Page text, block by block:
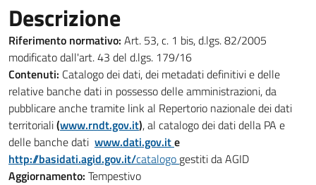
Descrizione
Riferimento normativo: Art. 53, c. 1 bis, d.lgs. 82/2005
modificato dall'art. 43 del d.lgs. 179/16
Contenuti: Catalogo dei dati, dei metadati definitivi e delle
relative banche dati in possesso delle amministrazioni, da
pubblicare anche tramite link al Repertorio nazionale dei dati
territoriali(www.rndt.gov.it), al catalogo dei dati della PA e
delle banche dati www.dati.gov.ite
http://basidati.agid.gov.it/catalogo gestiti da AGID
Aggiornamento: Tempestivo